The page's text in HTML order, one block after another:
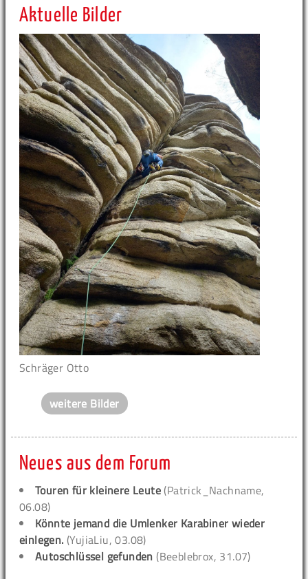
Aktuelle Bilder
Schräger Otto
weitere Bilder
Neues aus dem Forum
Touren für kleinere Leute (Patrick_Nachname,
06.08)
Könnte jemand die Umlenker Karabiner wieder
einlegen. (YujiaLiu, 03.08)
Autoschlüssel gefunden (Beeblebrox, 31.07)